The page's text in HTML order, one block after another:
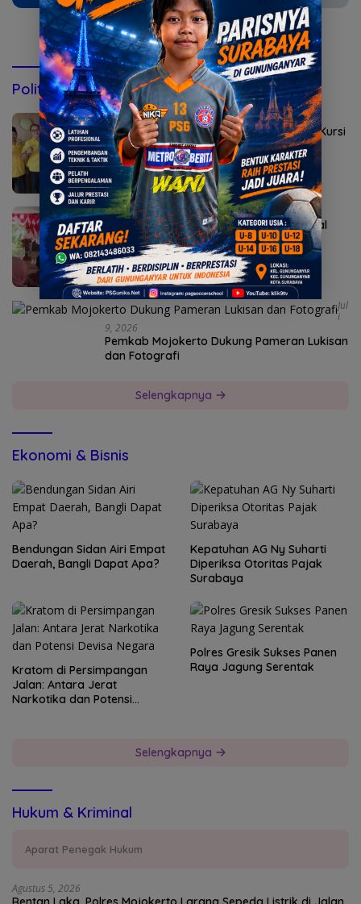
Konsultasi via WhatsApp
Politik & Pemerintahan
Agustus 2, 2026
Golkar Mojokerto Panasi Mesin Incar 10 Kursi
DPRD 2029
Agustus 1, 2026
Bupati Albarraa Motivasi Mahasiswa asal
Mojokerto Kuliah Unesa
Jul
I
9, 2026
Pemkab Mojokerto Dukung Pameran Lukisan
dan Fotografi
Selengkapnya
Ekonomi & Bisnis
Bendungan Sidan Airi Empat
Daerah, Bangli Dapat Apa?
Kepatuhan AG Ny Suharti
Diperiksa Otoritas Pajak
Surabaya
Kratom di Persimpangan
Jalan: Antara Jerat
Narkotika dan Potensi
Polres Gresik Sukses Panen
Raya Jagung Serentak
Selengkapnya
Hukum & Kriminal
Aparat Penegak Hukum
Agustus 5, 2026